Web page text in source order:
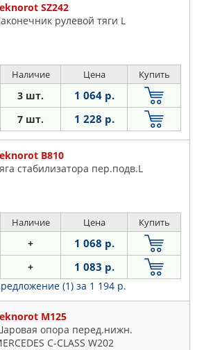
SZ242
рулевой тяги L
Наличие Цена Купить
3 шт. 1 064 р.
7 шт. 1 228 р.
B810
стабилизатора пер.подв.L
Наличие Цена Купить
+ 1 068 р.
+ 1 083 р.
(1) за 1 194 р.
M125
опора перед.нижн.
C-CLASS W202